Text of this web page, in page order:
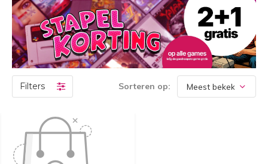
Filters Sorteren op: